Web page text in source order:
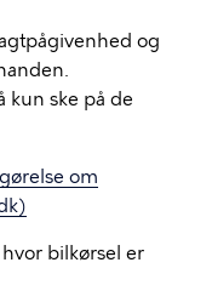
og
kun ske på de
om
bilkørsel er